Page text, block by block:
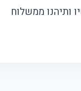
ותיהנו ממשלוח